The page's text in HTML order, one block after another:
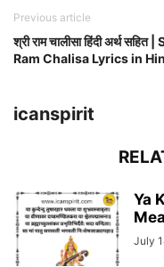
Previous article
श्री राम चालीसा हिंदी अर्थ सहित |
Ram Chalisa Lyrics in
icanspirit
Ya
July